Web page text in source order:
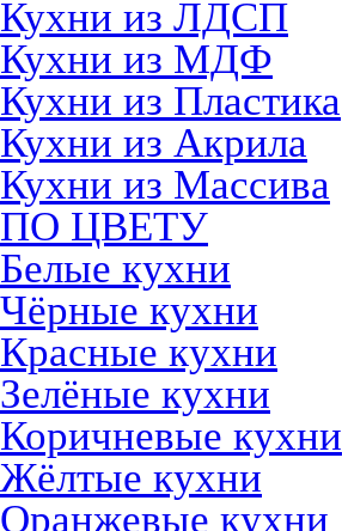
Кухни из ЛДСП
Кухни из МДФ
Кухни из Пластика
Кухни из Акрила
Кухни из Массива
ПО ЦВЕТУ
Белые кухни
Чёрные кухни
Красные кухни
Зелёные кухни
Коричневые кухни
Жёлтые кухни
Оранжевые кухни